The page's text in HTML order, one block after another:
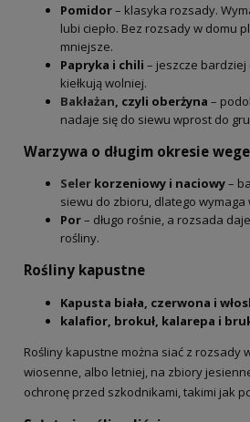
Pomidor– klasyka rozsady.
lubi ciepło. Bez rozsady w domu
mniejsze.
Papryka i chili – jeszcze bardziej
kiełkują wolniej.
Bakłażan, czyli oberżyna –
nadaje się do siewu wprost do
Warzywa o długim okresie
Seler korzeniowy i naciowy–
siewu do zbioru, dlatego
Por– długo rośnie, a rozsada
rośliny.
Rośliny kapustne
Kapusta biała, czerwona i
kalafior, brokuł, kalarepa i
Rośliny kapustne można siać z rozsady
wiosenne, albo letniej, na zbiory
ochronę przed szkodnikami, takimi jak